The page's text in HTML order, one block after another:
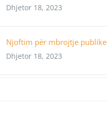
Dhjetor 18, 2023
Njoftim për mbrojtje publike
Dhjetor 18, 2023